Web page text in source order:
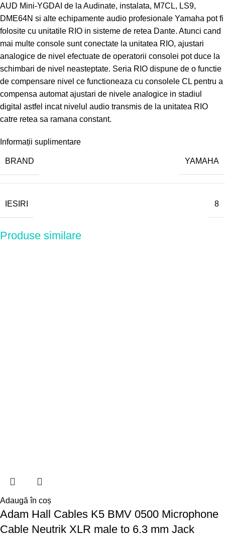
AUD Mini-YGDAI de la Audinate, instalata, M7CL, LS9,
DME64N si alte echipamente audio profesionale Yamaha pot fi
folosite cu unitatile RIO in sisteme de retea Dante. Atunci cand
mai multe console sunt conectate la unitatea RIO, ajustari
analogice de nivel efectuate de operatorii consolei pot duce la
schimbari de nivel neasteptate. Seria RIO dispune de o functie
de compensare nivel ce functioneaza cu consolele CL pentru a
compensa automat ajustari de nivele analogice in stadiul
digital astfel incat nivelul audio transmis de la unitatea RIO
catre retea sa ramana constant.
Informații suplimentare
BRAND YAMAHA
IESIRI 8
Produse similare
Adaugă în coș
Adam Hall Cables K5 BMV 0500 Microphone
Cable Neutrik XLR male to 6.3 mm Jack